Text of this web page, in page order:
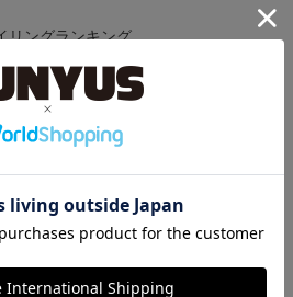
リングランキング
2